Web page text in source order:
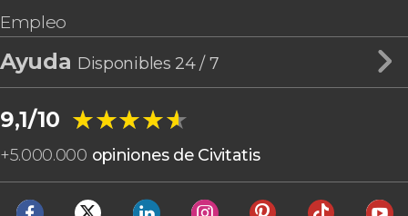
Empleo
Ayuda Disponibles 24 / 7
9,1/10 ★★★★★
★★★★★
+5.000.000 opiniones de Civitatis